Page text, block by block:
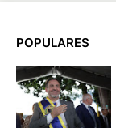
POPULARES